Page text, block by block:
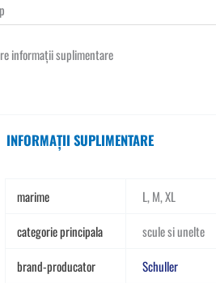
informații suplimentare
INFORMAȚII SUPLIMENTARE
marime
L, M, XL
categorie principala
scule si unelte
brand-producator
Schuller